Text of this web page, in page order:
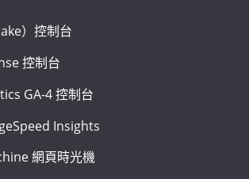
）控制台
控制台
GA-4 控制台
Insights
網頁時光機